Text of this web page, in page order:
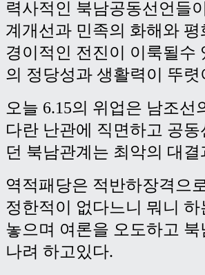
력사적인 북남공동선언들
계개선과 민족의 화해와
경이적인 전진이 이룩될수
의 정당성과 생활력이 뚜
오늘 6.15의 위업은 남조
다란 난관에 직면하고 공
던 북남관계는 최악의 대
역적패당은 적반하장격으
정한적이 없다느니 뭐니
놓으며 여론을 오도하고
나려 하고있다.